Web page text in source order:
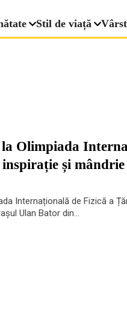
Stil de viață
Olimpiada
și
Internațională de Fizică a
Ulan Bator din...